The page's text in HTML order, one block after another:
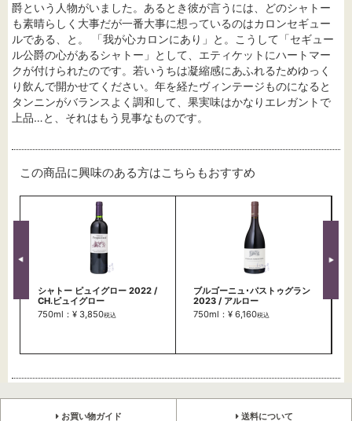
爵という人物がいました。あるとき彼が言うには、どのシャトー
も素晴らしく大事だが一番大事に想っているのはカロンセギュー
ルである、と。 「我が心カロンにあり」と。こうして「セギュー
ル公爵の心があるシャトー」として、エティケットにハートマー
クが付けられたのです。若いうちは凝縮感にあふれるためゆっく
り飲んで開かせてください。年を経たヴィンテージものになると
タンニンがバランスよく調和して、果実味はかなりエレガントで
上品…と、それはもう見事なものです。
この商品に興味のある方はこちらもおすすめ
シャトー ピュイグロー 2022 /
CH.ピュイグロー
750ml：¥ 3,850税込
ブルゴーニュ･パストゥグラン
2023 / アルロー
750ml：¥ 6,160税込
お買い物ガイド 送料について